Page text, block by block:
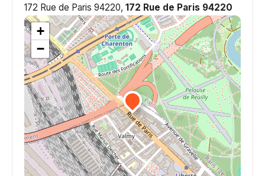
172 Rue de Paris 94220, 172 Rue de Paris 94220
+
−